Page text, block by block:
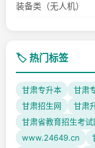
装备类（无人机）
🏷️ 热门标签
甘肃专升本 甘肃
甘肃招生网
甘肃
甘肃省教育招生考试
www.24649.cn